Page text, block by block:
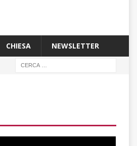
CHIESA NEWSLETTER